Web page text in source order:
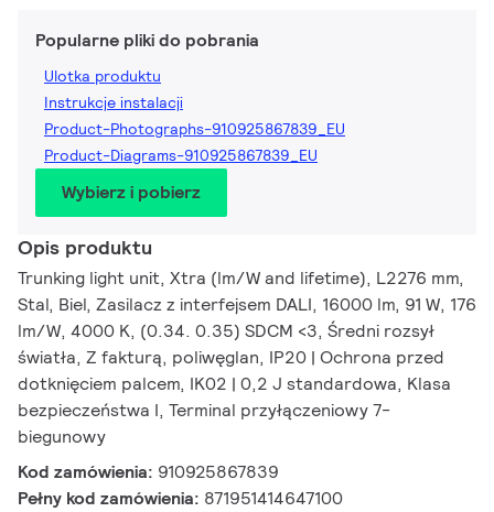
Popularne pliki do pobrania
Ulotka produktu
Instrukcje instalacji
Product-Photographs-910925867839_EU
Product-Diagrams-910925867839_EU
Wybierz i pobierz
Opis produktu
Trunking light unit, Xtra (lm/W and lifetime), L2276 mm,
Stal, Biel, Zasilacz z interfejsem DALI, 16000 lm, 91 W, 176
lm/W, 4000 K, (0.34. 0.35) SDCM <3, Średni rozsył
światła, Z fakturą, poliwęglan, IP20 | Ochrona przed
dotknięciem palcem, IK02 | 0,2 J standardowa, Klasa
bezpieczeństwa I, Terminal przyłączeniowy 7-
biegunowy
Kod zamówienia: 910925867839
Pełny kod zamówienia: 871951414647100